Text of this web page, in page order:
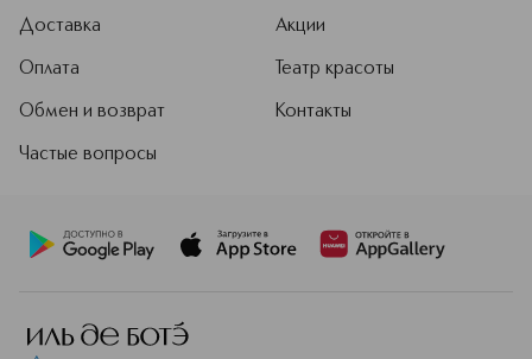
Доставка
Оплата
Обмен и возврат
Частые вопросы
Акции
Театр красоты
Контакты